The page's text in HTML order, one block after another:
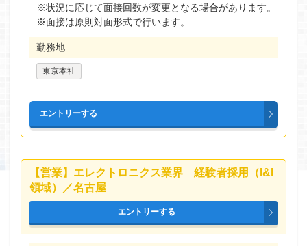
※状況に応じて面接回数が変更となる場合があります。
※面接は原則対面形式で行います。
勤務地
東京本社
【営業】エレクトロニクス業界 経験者採用（I&I
領域）／名古屋